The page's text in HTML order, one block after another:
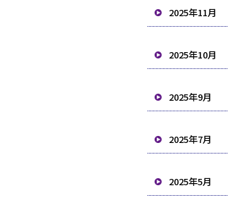
2025年11月
2025年10月
2025年9月
2025年7月
2025年5月